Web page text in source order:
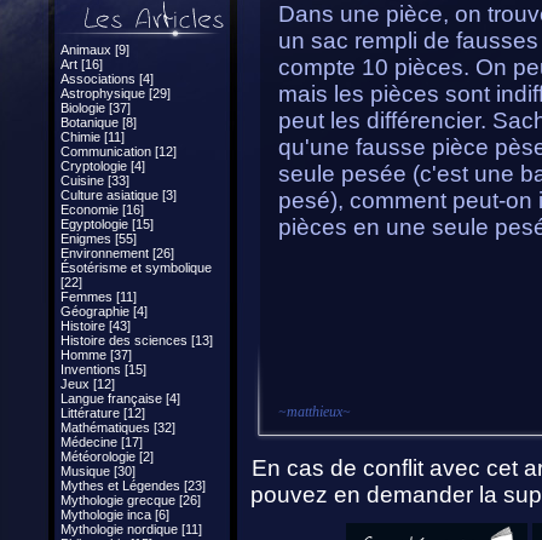
Animaux [9]
Art [16]
Associations [4]
Astrophysique [29]
Biologie [37]
Botanique [8]
Chimie [11]
Communication [12]
Cryptologie [4]
Cuisine [33]
Culture asiatique [3]
Economie [16]
Egyptologie [15]
Enigmes [55]
Environnement [26]
Ésotérisme et symbolique
[22]
Femmes [11]
Géographie [4]
Histoire [43]
Histoire des sciences [13]
Homme [37]
Inventions [15]
Jeux [12]
Langue française [4]
Littérature [12]
Mathématiques [32]
Médecine [17]
Météorologie [2]
Musique [30]
Mythes et Légendes [23]
Mythologie grecque [26]
Mythologie inca [6]
Mythologie nordique [11]
Dans une pièce, on
un sac rempli de
compte 10 pièces. On
mais les pièces sont
peut les différencier.
qu'une fausse pièce
seule pesée (c'est une
pesé), comment peut-
pièces en une seule
~matthieux~
En cas de conflit avec cet
pouvez en demander la